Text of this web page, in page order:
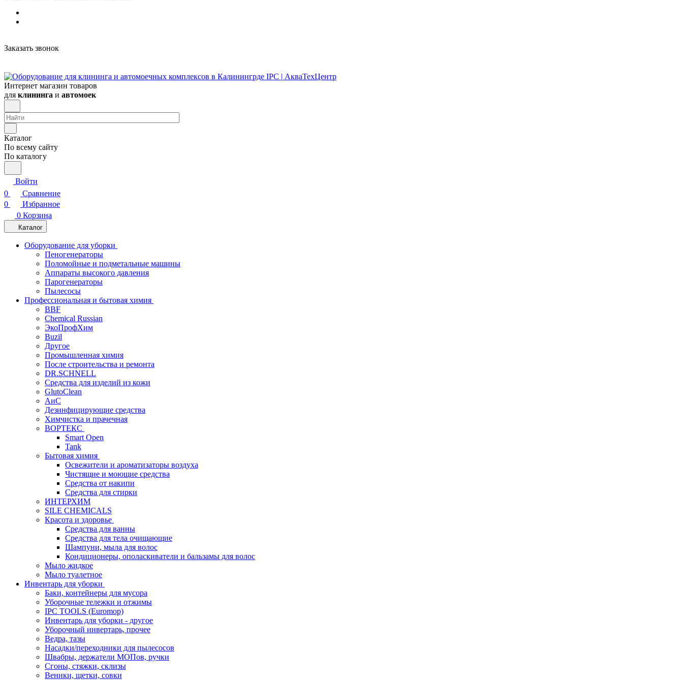
Заказать звонок
Интернет магазин товаров
для клининга и автомоек
Каталог
По всему сайту
По каталогу
Войти
0
Сравнение
0
Избранное
0 Корзина
Каталог
Оборудование для уборки
Пеногенераторы
Поломойные и подметальные машины
Аппараты высокого давления
Парогенераторы
Пылесосы
Профессиональная и бытовая химия
BBF
Chemical Russian
ЭкоПрофХим
Buzil
Другое
Промышленная химия
После строительства и ремонта
DR.SCHNELL
Средства для изделий из кожи
GlutoClean
АиС
Дезинфицирующие средства
Химчистка и прачечная
ВОРТЕКС
Smart Open
Tank
Бытовая химия
Освежители и ароматизаторы воздуха
Чистящие и моющие средства
Средства от накипи
Средства для стирки
ИНТЕРХИМ
SILE CHEMICALS
Красота и здоровье
Средства для ванны
Средства для тела очищающие
Шампуни, мыла для волос
Кондиционеры, ополаскиватели и бальзамы для волос
Мыло жидкое
Мыло туалетное
Инвентарь для уборки
Баки, контейнеры для мусора
Уборочные тележки и отжимы
IPC TOOLS (Euromop)
Инвентарь для уборки - другое
Уборочный инвертарь, прочее
Ведра, тазы
Насадки/переходники для пылесосов
Швабры, держатели МОПов, ручки
Сгоны, стяжки, склизы
Веники, щетки, совки